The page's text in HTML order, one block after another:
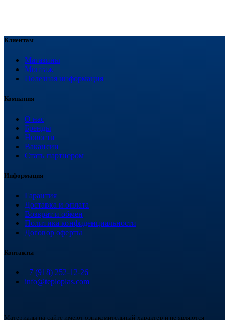
Клиентам
Магазины
Монтаж
Полезная информация
Компания
О нас
Бренды
Новости
Вакансии
Стать партнером
Информация
Гарантия
Доставка и оплата
Возврат и обмен
Политика конфиденциальности
Договор оферты
Контакты
+7 (918) 252-12-26
info@teploplas.com
Материалы на сайте имеют ознакомительный характер и не являются